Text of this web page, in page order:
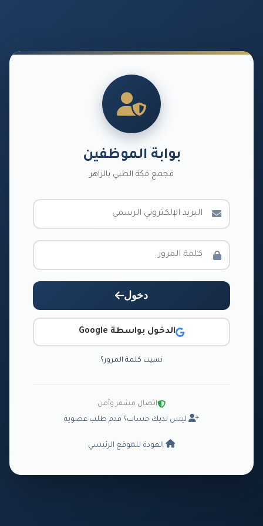
بوابة الموظفين
مجمع مكة الطبي بالزاهر
دخول
الدخول بواسطة Google
نسيت كلمة المرور؟
اتصال مشفر وآمن
ليس لديك حساب؟ قدم طلب عضوية
العودة للموقع الرئيسي